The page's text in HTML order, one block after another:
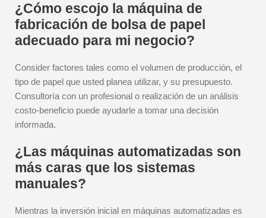
¿Cómo escojo la máquina de
fabricación de bolsa de papel
adecuado para mi negocio?
Consider factores tales como el volumen de producción, el
tipo de papel que usted planea utilizar, y su presupuesto.
Consultoría con un profesional o realización de un análisis
costo-beneficio puede ayudarle a tomar una decisión
informada.
¿Las máquinas automatizadas son
más caras que los sistemas
manuales?
Mientras la inversión inicial en máquinas automatizadas es